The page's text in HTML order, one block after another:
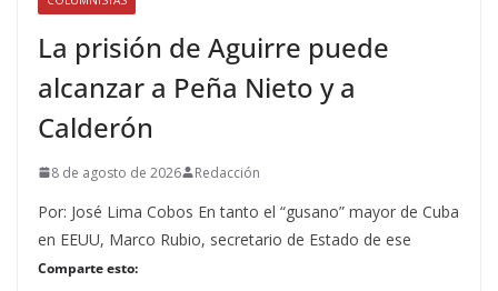
La prisión de Aguirre puede
alcanzar a Peña Nieto y a
Calderón
8 de agosto de 2026 Redacción
Por: José Lima Cobos En tanto el “gusano” mayor de Cuba
en EEUU, Marco Rubio, secretario de Estado de ese
Comparte esto: